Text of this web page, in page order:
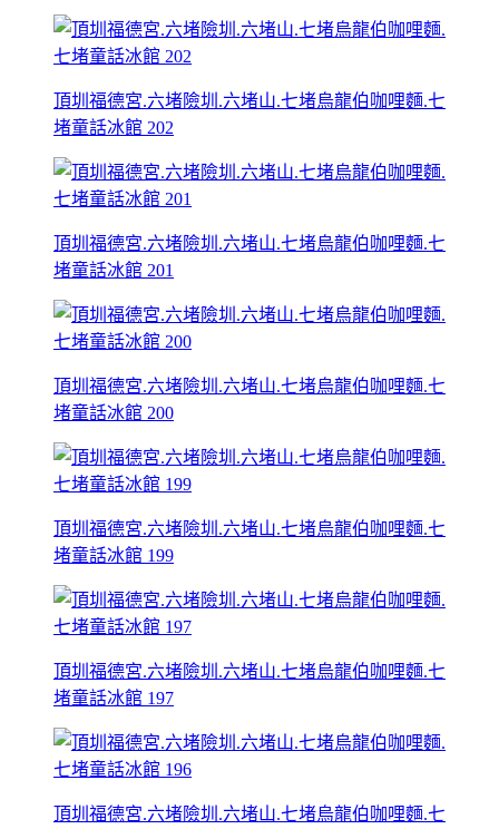
頂圳福德宮.六堵險圳.六堵山.七堵烏龍伯咖哩麵.七
堵童話冰館 202
頂圳福德宮.六堵險圳.六堵山.七堵烏龍伯咖哩麵.七
堵童話冰館 201
頂圳福德宮.六堵險圳.六堵山.七堵烏龍伯咖哩麵.七
堵童話冰館 200
頂圳福德宮.六堵險圳.六堵山.七堵烏龍伯咖哩麵.七
堵童話冰館 199
頂圳福德宮.六堵險圳.六堵山.七堵烏龍伯咖哩麵.七
堵童話冰館 197
頂圳福德宮.六堵險圳.六堵山.七堵烏龍伯咖哩麵.七